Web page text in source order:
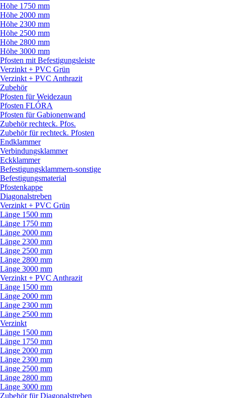
Höhe 1750 mm
Höhe 2000 mm
Höhe 2300 mm
Höhe 2500 mm
Höhe 2800 mm
Höhe 3000 mm
Pfosten mit Befestigungsleiste
Verzinkt + PVC Grün
Verzinkt + PVC Anthrazit
Zubehör
Pfosten für Weidezaun
Pfosten FLÓRA
Pfosten für Gabionenwand
Zubehör rechteck. Pfos.
Zubehör für rechteck. Pfosten
Endklammer
Verbindungsklammer
Eckklammer
Befestigungsklammern-sonstige
Befestigungsmaterial
Pfostenkappe
Diagonalstreben
Verzinkt + PVC Grün
Länge 1500 mm
Länge 1750 mm
Länge 2000 mm
Länge 2300 mm
Länge 2500 mm
Länge 2800 mm
Länge 3000 mm
Verzinkt + PVC Anthrazit
Länge 1500 mm
Länge 2000 mm
Länge 2300 mm
Länge 2500 mm
Verzinkt
Länge 1500 mm
Länge 1750 mm
Länge 2000 mm
Länge 2300 mm
Länge 2500 mm
Länge 2800 mm
Länge 3000 mm
Zubehör für Diagonalstreben